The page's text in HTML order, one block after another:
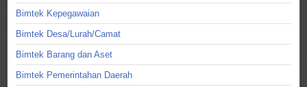
Bimtek Kepegawaian
Bimtek Desa/Lurah/Camat
Bimtek Barang dan Aset
Bimtek Pemerintahan Daerah